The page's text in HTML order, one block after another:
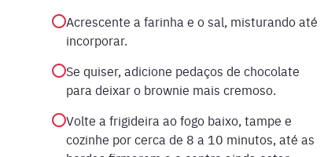
Acrescente a farinha e o sal, misturando até
incorporar.
Se quiser, adicione pedaços de chocolate
para deixar o brownie mais cremoso.
Volte a frigideira ao fogo baixo, tampe e
cozinhe por cerca de 8 a 10 minutos, até as